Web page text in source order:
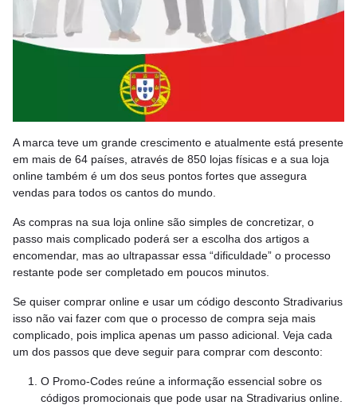
A marca teve um grande crescimento e atualmente está presente
em mais de 64 países, através de 850 lojas físicas e a sua loja
online também é um dos seus pontos fortes que assegura
vendas para todos os cantos do mundo.
As compras na sua loja online são simples de concretizar, o
passo mais complicado poderá ser a escolha dos artigos a
encomendar, mas ao ultrapassar essa “dificuldade” o processo
restante pode ser completado em poucos minutos.
Se quiser comprar online e usar um código desconto Stradivarius
isso não vai fazer com que o processo de compra seja mais
complicado, pois implica apenas um passo adicional. Veja cada
um dos passos que deve seguir para comprar com desconto:
O Promo-Codes reúne a informação essencial sobre os
códigos promocionais que pode usar na Stradivarius online.